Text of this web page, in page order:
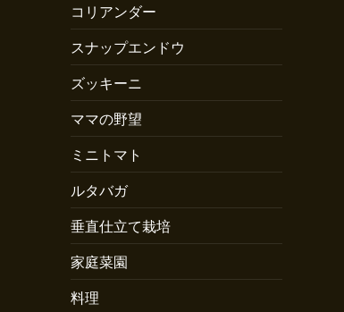
コリアンダー
スナップエンドウ
ズッキーニ
ママの野望
ミニトマト
ルタバガ
垂直仕立て栽培
家庭菜園
料理